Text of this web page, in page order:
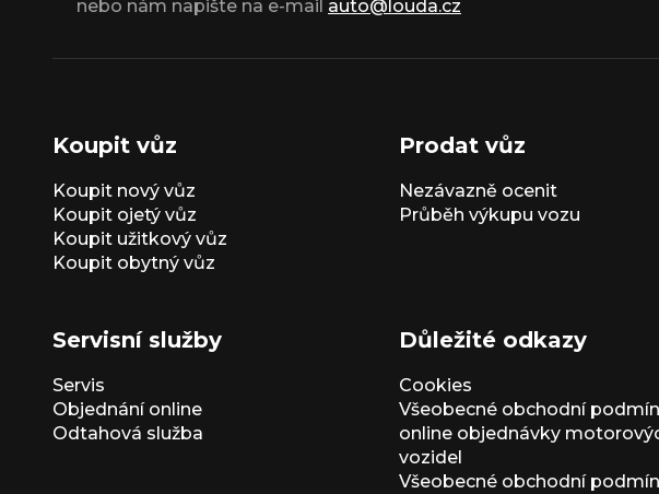
nebo nám napište na e-mail auto@louda.cz
Koupit vůz
Koupit nový vůz
Koupit ojetý vůz
Koupit užitkový vůz
Koupit obytný vůz
Prodat vůz
Nezávazně ocenit
Průběh výkupu vozu
Servisní služby
Servis
Objednání online
Odtahová služba
Důležité odkazy
Cookies
Všeobecné obchodní
online objednávky
vozidel
Všeobecné obchodní